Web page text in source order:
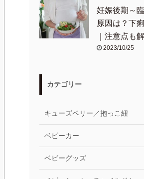
妊娠後期～
原因は？下
｜注意点も
2023/10/25
カテゴリー
キューズベリー／抱っこ紐
ベビーカー
ベビーグッズ